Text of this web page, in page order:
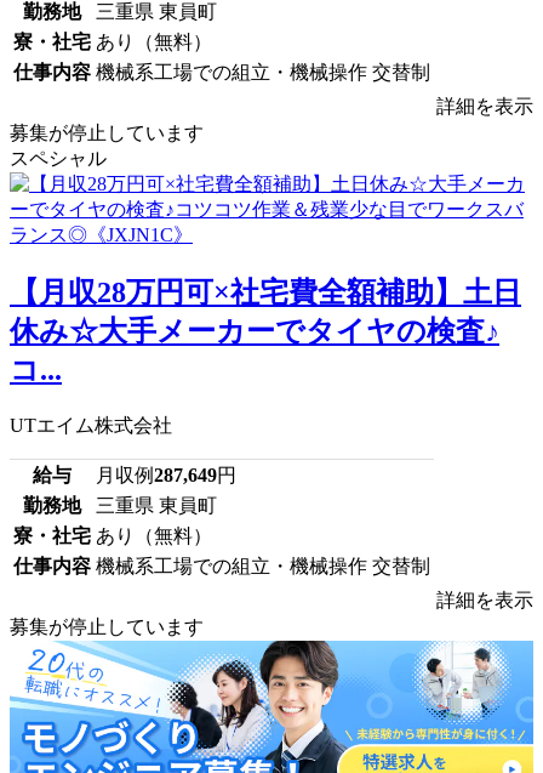
勤務地
三重県 東員町
寮・社宅 あり（無料）
仕事内容 機械系工場での組立・機械操作 交替制
詳細を表示
募集が停止しています
スペシャル
【月収28万円可×社宅費全額補助】土日
休み☆大手メーカーでタイヤの検査♪
コ...
UTエイム株式会社
給与 月収例287,649円
勤務地
三重県 東員町
寮・社宅 あり（無料）
仕事内容 機械系工場での組立・機械操作 交替制
詳細を表示
募集が停止しています